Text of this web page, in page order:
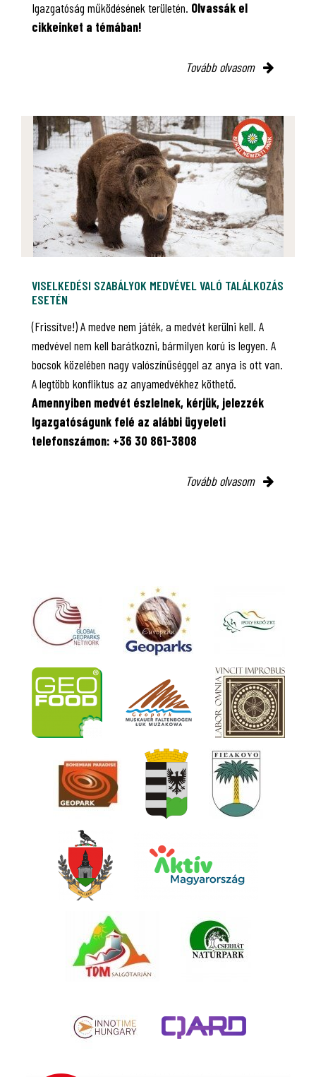
Igazgatóság működésének területén. Olvassák el
cikkeinket a témában!
Tovább olvasom
VISELKEDÉSI SZABÁLYOK MEDVÉVEL VALÓ TALÁLKOZÁS
ESETÉN
(Frissítve!) A medve nem játék, a medvét kerülni kell. A
medvével nem kell barátkozni, bármilyen korú is legyen. A
bocsok közelében nagy valószínűséggel az anya is ott van.
A legtöbb konfliktus az anyamedvékhez köthető.
Amennyiben medvét észlelnek, kérjük, jelezzék
Igazgatóságunk felé az alábbi ügyeleti
telefonszámon: +36 30 861-3808
Tovább olvasom